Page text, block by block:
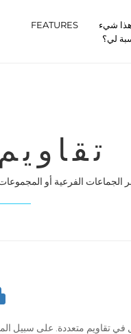
FEATURES
شيء
لي؟
الجماعات الفرعية أو
تقاويم متعددة. على سبيل